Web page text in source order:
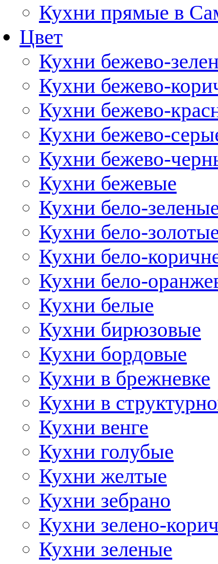
Кухни прямые в
Цвет
Кухни бежево-
Кухни бежево-
Кухни бежево-
Кухни бежево-
Кухни бежево-
Кухни бежевые
Кухни бело-
Кухни бело-
Кухни бело-
Кухни бело-
Кухни белые
Кухни бирюзовые
Кухни бордовые
Кухни в брежневке
Кухни в
Кухни венге
Кухни голубые
Кухни желтые
Кухни зебрано
Кухни зелено-
Кухни зеленые